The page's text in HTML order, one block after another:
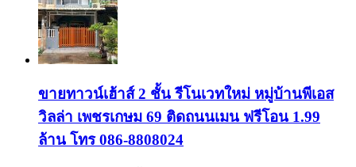
ขายทาวน์เฮ้าส์ 2 ชั้น รีโนเวทใหม่ หมู่บ้านพีเอส
วิลล่า เพชรเกษม 69 ติดถนนเมน ฟรีโอน 1.99
ล้าน โทร 086-8808024